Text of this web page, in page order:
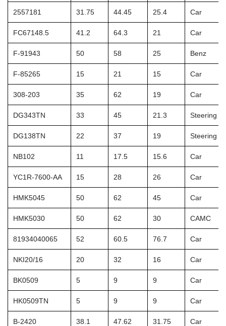
2557181 31.75 44.45 25.4 Car
FC67148.5 41.2 64.3 21 Car
F-91943 50 58 25 Benz
F-85265 15 21 15 Car
308-203 35 62 19 Car
DG343TN 33 45 21.3 Steering
DG138TN 22 37 19 Steering
NB102 11 17.5 15.6 Car
YC1R-7600-AA 15 28 26 Car
HMK5045 50 62 45 Car
HMK5030 50 62 30 CAMC
81934040065 52 60.5 76.7 Car
NKI20/16 20 32 16 Car
BK0509 5 9 9 Car
HK0509TN 5 9 9 Car
B-2420 38.1 47.62 31.75 Car